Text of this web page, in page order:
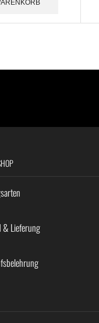
& Lieferung